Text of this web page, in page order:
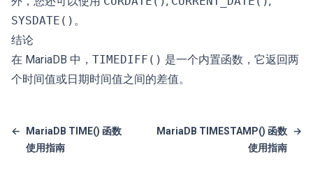
SYSDATE() 。
结论
在 MariaDB 中， TIMEDIFF() 是一个内置函数，它返回两
个时间值或日期时间值之间的差值。
←
MariaDB TIME() 函数
使用指南
MariaDB TIMESTAMP() 函数
使用指南
→